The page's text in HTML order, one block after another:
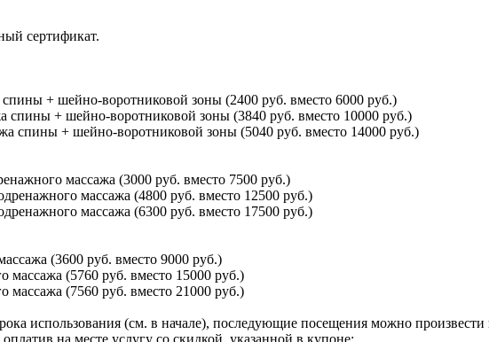
сертификат.
спины + шейно-воротниковой зоны (2400 руб. вместо 6000 руб.)
спины + шейно-воротниковой зоны (3840 руб. вместо 10000 руб.)
спины + шейно-воротниковой зоны (5040 руб. вместо 14000 руб.)
массажа (3000 руб. вместо 7500 руб.)
массажа (4800 руб. вместо 12500 руб.)
массажа (6300 руб. вместо 17500 руб.)
(3600 руб. вместо 9000 руб.)
массажа (5760 руб. вместо 15000 руб.)
массажа (7560 руб. вместо 21000 руб.)
использования (см. в начале), последующие посещения можно
на месте услугу со скидкой, указанной в купоне;